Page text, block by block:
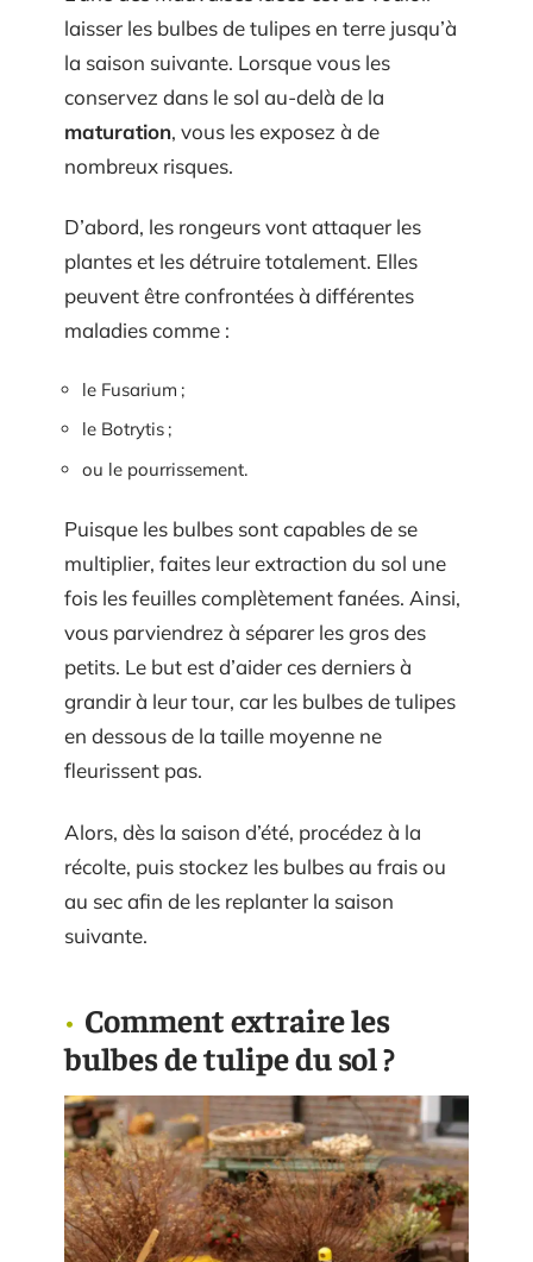
laisser les bulbes de tulipes en terre jusqu’à
la saison suivante. Lorsque vous les
conservez dans le sol au-delà de la
maturation, vous les exposez à de
nombreux risques.
D’abord, les rongeurs vont attaquer les
plantes et les détruire totalement. Elles
peuvent être confrontées à différentes
maladies comme :
le Fusarium ;
le Botrytis ;
ou le pourrissement.
Puisque les bulbes sont capables de se
multiplier, faites leur extraction du sol une
fois les feuilles complètement fanées. Ainsi,
vous parviendrez à séparer les gros des
petits. Le but est d’aider ces derniers à
grandir à leur tour, car les bulbes de tulipes
en dessous de la taille moyenne ne
fleurissent pas.
Alors, dès la saison d’été, procédez à la
récolte, puis stockez les bulbes au frais ou
au sec afin de les replanter la saison
suivante.
Comment extraire les
bulbes de tulipe du sol ?